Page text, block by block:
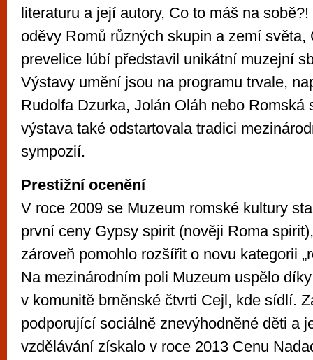
literaturu a její autory, Co to máš na
oděvy Romů různých skupin a zemí světa,
prevelice lúbí představil unikátní muzejní
Výstavy umění jsou na programu trvale,
Rudolfa Dzurka, Jolán Oláh nebo Romská
výstava také odstartovala tradici
sympozií.
Prestižní ocenění
V roce 2009 se Muzeum romské kultury
první ceny Gypsy spirit (nověji Roma
zároveň pomohlo rozšířit o novu kategorii
Na mezinárodním poli Muzeum uspělo
v komunitě brněnské čtvrti Cejl, kde sídlí.
podporující sociálně znevýhodněné děti a
vzdělávání získalo v roce 2013 Cenu